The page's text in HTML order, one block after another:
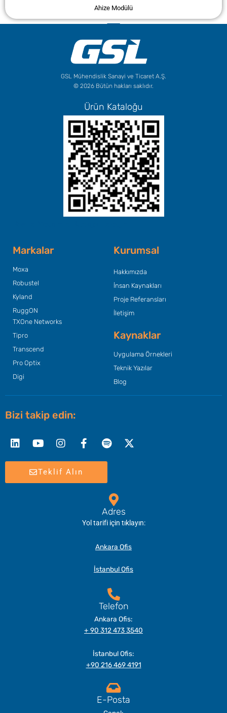
Ahize Modülü
GSL Mühendislik Sanayi ve Ticaret A.Ş.
© 2026 Bütün hakları saklıdır.
Ürün Kataloğu
Markalar
Moxa
Robustel
Kyland
RuggON
TXOne Networks
Tipro
Transcend
Pro Optix
Digi
Kurumsal
Hakkımızda
İnsan Kaynakları
Proje Referansları
İletişim
Kaynaklar
Uygulama Örnekleri
Teknik Yazılar
Blog
Bizi takip edin:
f
twitter
Teklif Alın
Adres
Yol tarifi için tıklayın:
Ankara Ofis
İstanbul Ofis
Telefon
Ankara Ofis:
+ 90 312 473 3540
İstanbul Ofis:
+90 216 469 4191
E-Posta